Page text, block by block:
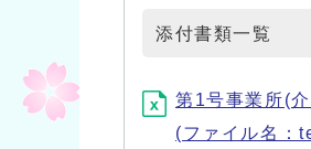
添付書類一覧
第1号事業所(
(ファイル名：